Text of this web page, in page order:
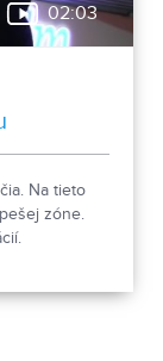
02:03
Na tieto
zóne.